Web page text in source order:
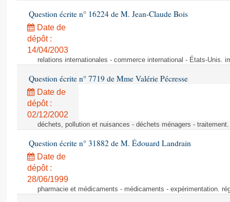
Question écrite n° 16224 de M. Jean-Claude Bois
Date de
dépôt :
14/04/2003
relations internationales - commerce international - États-Unis.
Question écrite n° 7719 de Mme Valérie Pécresse
Date de
dépôt :
02/12/2002
déchets, pollution et nuisances - déchets ménagers -
Question écrite n° 31882 de M. Édouard Landrain
Date de
dépôt :
28/06/1999
pharmacie et médicaments - médicaments - expérimentation.